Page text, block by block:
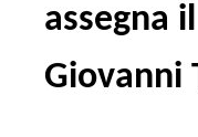
assegna
Giovanni